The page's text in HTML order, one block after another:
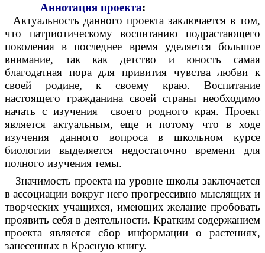
Аннотация проекта:
Актуальность данного проекта заключается в том,
что патриотическому воспитанию подрастающего
поколения в последнее время уделяется большое
внимание, так как детство и юность самая
благодатная пора для привития чувства любви к
своей родине, к своему краю. Воспитание
настоящего гражданина своей страны необходимо
начать с изучения своего родного края. Проект
является актуальным, еще и потому что в ходе
изучения данного вопроса в школьном курсе
биологии выделяется недостаточно времени для
полного изучения темы.
Значимость проекта на уровне школы заключается
в ассоциации вокруг него прогрессивно мыслящих и
творческих учащихся, имеющих желание пробовать
проявить себя в деятельности. Кратким содержанием
проекта является сбор информации о растениях,
занесенных в Красную книгу.